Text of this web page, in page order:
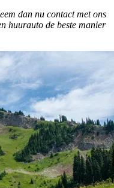
dan nu contact met ons
huurauto de beste manier